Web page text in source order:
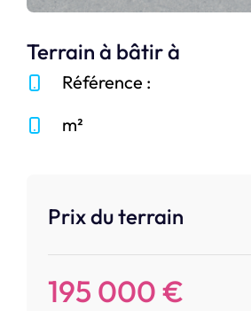
Prix du terrain
195 000 €
Terrain à bâtir à
Référence :
m²